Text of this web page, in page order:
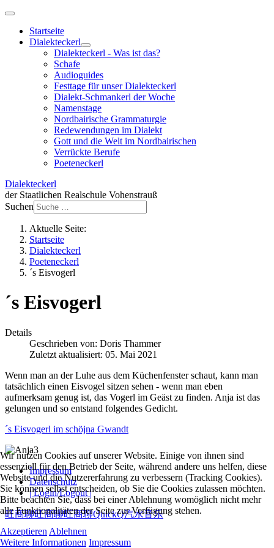
Startseite
Dialekteckerl
Dialekteckerl - Was ist das?
Schafe
Audioguides
Festtage für unser Dialekteckerl
Dialekt-Schmankerl der Woche
Namenstage
Nordbairische Grammaturgie
Redewendungen im Dialekt
Gott und die Welt im Nordbairischen
Verrückte Berufe
Poeteneckerl
Dialekteckerl
der Staatlichen Realschule Vohenstrauß
Suchen
Aktuelle Seite:
Startseite
Dialekteckerl
Poeteneckerl
´s Eisvogerl
´s Eisvogerl
Details
Geschrieben von: Doris Thammer
Zuletzt aktualisiert: 05. Mai 2021
Wenn man an der Luhe aus dem Küchenfenster schaut, kann man
tatsächlich einen Eisvogel sitzen sehen - wenn man eben
aufmerksam genug ist, das Vogerl im Geäst zu finden. Anja ist das
gelungen und so entstand folgendes Gedicht.
´s Eisvogerl im schöjna Gwandt
Impressum
Datenschutz
| Login/Logout |
Wir nutzen Cookies auf unserer Website. Einige von ihnen sind
essenziell für den Betrieb der Seite, während andere uns helfen, diese
Website und die Nutzererfahrung zu verbessern (Tracking Cookies).
Sie können selbst entscheiden, ob Sie die Cookies zulassen möchten.
Bitte beachten Sie, dass bei einer Ablehnung womöglich nicht mehr
alle Funktionalitäten der Seite zur Verfügung stehen.
Akzeptieren Ablehnen
Weitere Informationen Impressum
旺商聊旺商聊旺商聊QuickQ汽水音乐